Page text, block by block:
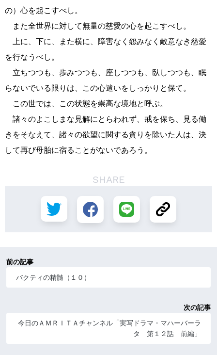
の）心を起こすべし。
また全世界に対して無量の慈愛の心を起こすべし。
上に、下に、また横に、障害なく怨みなく敵意なき慈愛
を行なうべし。
立ちつつも、歩みつつも、座しつつも、臥しつつも、眠
らないでいる限りは、この心遣いをしっかりと保て。
この世では、この状態を崇高な境地と呼ぶ。
諸々のよこしまな見解にとらわれず、戒を保ち、見る働
きをそなえて、諸々の欲望に関する貪りを除いた人は、決
して再び母胎に宿ることがないであろう。
SHARE
前の記事
バクティの精髄（１０）
次の記事
今日のＡＭＲＩＴＡチャンネル「実写ドラマ・マハーバーラ
タ 第１２話 前編」